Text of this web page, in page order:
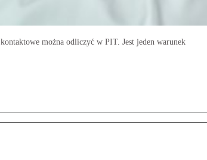
można odliczyć w PIT. Jest jeden warunek